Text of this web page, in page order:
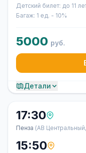
Детский билет: до 11
Багаж: 1 ед. - 10%
5000 руб.
Детали
17:30
Пенза (АВ
15:50